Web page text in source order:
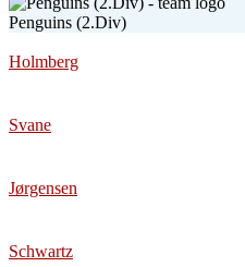
Penguins (2.Div)
Holmberg
Svane
Jørgensen
Schwartz